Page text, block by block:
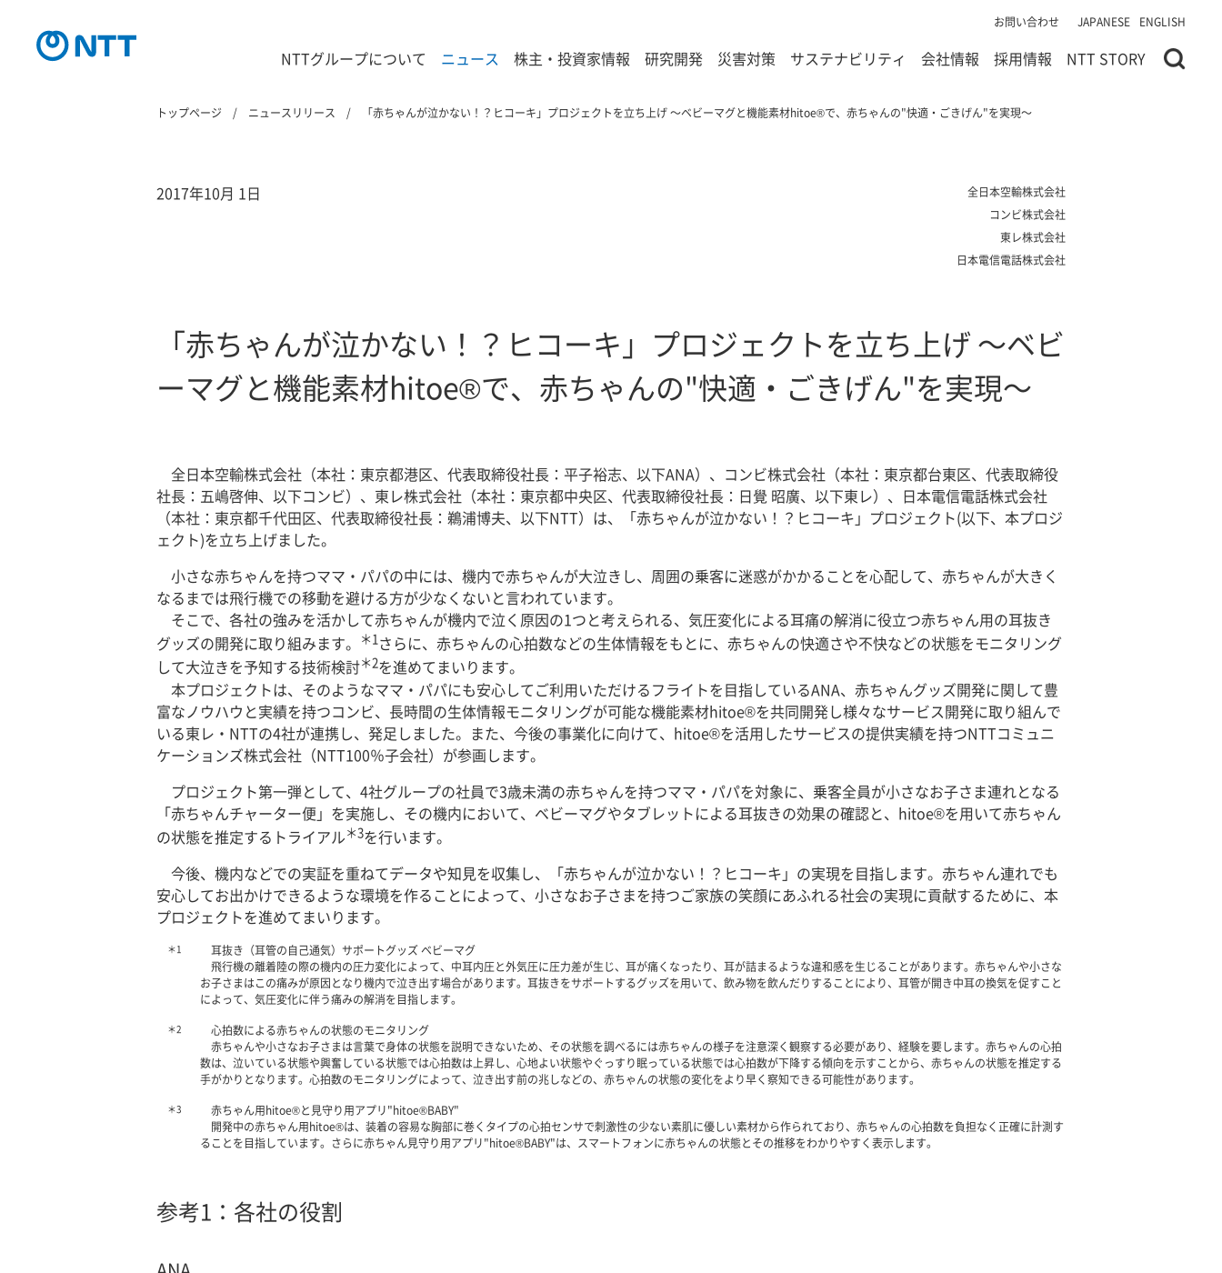
お問い合わせ JAPANESE ENGLISH
NTTグループについて ニュース 株主・投資家情報 研究開発 災害対策 サステナビリティ 会社情報 採用情報 NTT STORY
トップページ ニュースリリース 「赤ちゃんが泣かない！？ヒコーキ」プロジェクトを立ち上げ ～ベビーマグと機能素材hitoe®で、赤ちゃんの"快適・ごきげん"を実現～
2017年10月 1日
全日本空輸株式会社
コンビ株式会社
東レ株式会社
日本電信電話株式会社
「赤ちゃんが泣かない！？ヒコーキ」プロジェクトを立ち上げ ～ベビ
ーマグと機能素材hitoe®で、赤ちゃんの"快適・ごきげん"を実現～
全日本空輸株式会社（本社：東京都港区、代表取締役社長：平子裕志、以下ANA）、コンビ株式会社（本社：東京都台東区、代表取締役
社長：五嶋啓伸、以下コンビ）、東レ株式会社（本社：東京都中央区、代表取締役社長：日覺 昭廣、以下東レ）、日本電信電話株式会社
（本社：東京都千代田区、代表取締役社長：鵜浦博夫、以下NTT）は、「赤ちゃんが泣かない！？ヒコーキ」プロジェクト(以下、本プロジ
ェクト)を立ち上げました。
小さな赤ちゃんを持つママ・パパの中には、機内で赤ちゃんが大泣きし、周囲の乗客に迷惑がかかることを心配して、赤ちゃんが大きく
なるまでは飛行機での移動を避ける方が少なくないと言われています。
そこで、各社の強みを活かして赤ちゃんが機内で泣く原因の1つと考えられる、気圧変化による耳痛の解消に役立つ赤ちゃん用の耳抜き
グッズの開発に取り組みます。
＊1さらに、赤ちゃんの心拍数などの生体情報をもとに、赤ちゃんの快適さや不快などの状態をモニタリング
して大泣きを予知する技術検討＊2を進めてまいります。
本プロジェクトは、そのようなママ・パパにも安心してご利用いただけるフライトを目指しているANA、赤ちゃんグッズ開発に関して豊
富なノウハウと実績を持つコンビ、長時間の生体情報モニタリングが可能な機能素材hitoe®を共同開発し様々なサービス開発に取り組んで
いる東レ・NTTの4社が連携し、発足しました。また、今後の事業化に向けて、hitoe®を活用したサービスの提供実績を持つNTTコミュニ
ケーションズ株式会社（NTT100％子会社）が参画します。
プロジェクト第一弾として、4社グループの社員で3歳未満の赤ちゃんを持つママ・パパを対象に、乗客全員が小さなお子さま連れとなる
「赤ちゃんチャーター便」を実施し、その機内において、ベビーマグやタブレットによる耳抜きの効果の確認と、hitoe®を用いて赤ちゃん
の状態を推定するトライアル＊3を行います。
今後、機内などでの実証を重ねてデータや知見を収集し、「赤ちゃんが泣かない！？ヒコーキ」の実現を目指します。赤ちゃん連れでも
安心してお出かけできるような環境を作ることによって、小さなお子さまを持つご家族の笑顔にあふれる社会の実現に貢献するために、本
プロジェクトを進めてまいります。
＊1
耳抜き（耳管の自己通気）サポートグッズ ベビーマグ
飛行機の離着陸の際の機内の圧力変化によって、中耳内圧と外気圧に圧力差が生じ、耳が痛くなったり、耳が詰まるような違和感を生じることがあります。赤ちゃんや小さな
お子さまはこの痛みが原因となり機内で泣き出す場合があります。耳抜きをサポートするグッズを用いて、飲み物を飲んだりすることにより、耳管が開き中耳の換気を促すこと
によって、気圧変化に伴う痛みの解消を目指します。
＊2
心拍数による赤ちゃんの状態のモニタリング
赤ちゃんや小さなお子さまは言葉で身体の状態を説明できないため、その状態を調べるには赤ちゃんの様子を注意深く観察する必要があり、経験を要します。赤ちゃんの心拍
数は、泣いている状態や興奮している状態では心拍数は上昇し、心地よい状態やぐっすり眠っている状態では心拍数が下降する傾向を示すことから、赤ちゃんの状態を推定する
手がかりとなります。心拍数のモニタリングによって、泣き出す前の兆しなどの、赤ちゃんの状態の変化をより早く察知できる可能性があります。
＊3
赤ちゃん用hitoe®と見守り用アプリ"hitoe®BABY"
開発中の赤ちゃん用hitoe®は、装着の容易な胸部に巻くタイプの心拍センサで刺激性の少ない素肌に優しい素材から作られており、赤ちゃんの心拍数を負担なく正確に計測す
ることを目指しています。さらに赤ちゃん見守り用アプリ"hitoe®BABY"は、スマートフォンに赤ちゃんの状態とその推移をわかりやすく表示します。
参考1：各社の役割